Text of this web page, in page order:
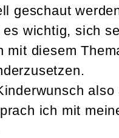
geschaut
wichtig, sich
mit diesem
also
ich mit